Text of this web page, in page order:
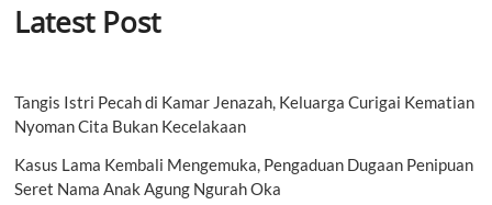
Latest Post
Tangis Istri Pecah di Kamar Jenazah, Keluarga Curigai Kematian
Nyoman Cita Bukan Kecelakaan
Kasus Lama Kembali Mengemuka, Pengaduan Dugaan Penipuan
Seret Nama Anak Agung Ngurah Oka